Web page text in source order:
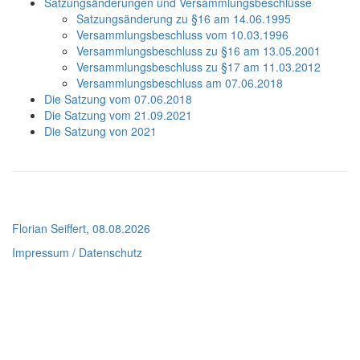
Satzungsänderung zu §16 am 14.06.1995
Versammlungsbeschluss vom 10.03.1996
Versammlungsbeschluss zu §16 am 13.05.2001
Versammlungsbeschluss zu §17 am 11.03.2012
Versammlungsbeschluss am 07.06.2018
Die Satzung vom 07.06.2018
Die Satzung vom 21.09.2021
Die Satzung von 2021
Florian Seiffert, 08.08.2026
Impressum / Datenschutz